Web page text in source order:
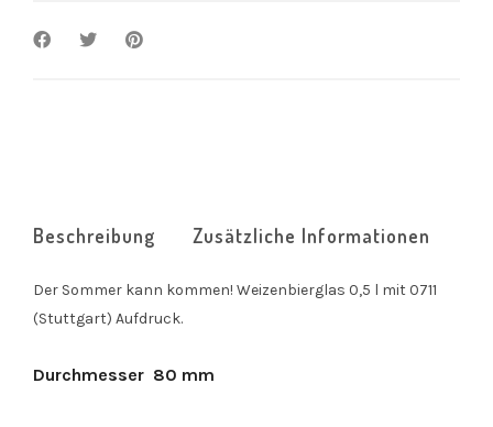
Beschreibung Zusätzliche Informationen
Der Sommer kann kommen! Weizenbierglas 0,5 l mit 0711
(Stuttgart) Aufdruck.
Durchmesser 80 mm